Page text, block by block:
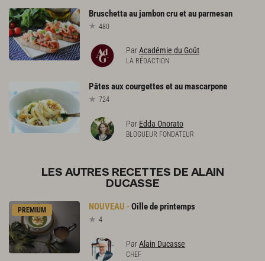
Bruschettaaujamboncruetauparmesan
480
ParAcadémie du Goût
LA RÉDACTION
Pâtesauxcourgettesetaumascarpone
724
Par Edda Onorato
BLOGUEUR FONDATEUR
LES AUTRES RECETTES DE ALAIN
DUCASSE
PREMIUM Oilledeprintemps
4
ParAlain Ducasse
CHEF